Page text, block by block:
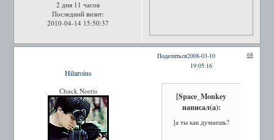
2 дня 11 часов
Последний визит:
2010-04-14 15:50:37
Поделиться 68
2008-03-10
19:05:16
Hilaroius
Chuck Norris
[Space_Monkey
написал(а):
]а ты как думаешь?